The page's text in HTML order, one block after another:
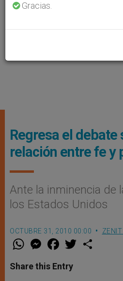
Regresa el debate
relación entre fe y
Ante la inminencia de
los Estados Unidos
OCTUBRE 31, 2010 00:00
W
t
s
M
e
s
e
F
a
e
b
w
Share this Entry
Gracias.